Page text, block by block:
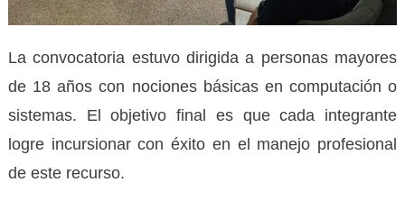
La convocatoria estuvo dirigida a personas mayores
de 18 años con nociones básicas en computación o
sistemas. El objetivo final es que cada integrante
logre incursionar con éxito en el manejo profesional
de este recurso.